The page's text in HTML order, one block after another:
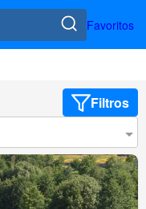
Favoritos
Filtros